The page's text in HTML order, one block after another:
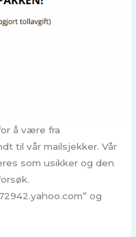
å være fra
til vår mailsjekker. Vår
som usikker og den
og